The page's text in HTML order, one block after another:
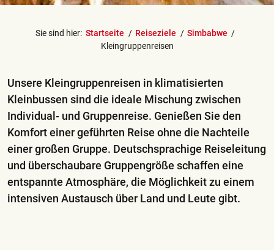
Sie sind hier: Startseite Reiseziele
Simbabwe
Kleingruppenreisen
Unsere Kleingruppenreisen in klimatisierten
Kleinbussen sind die ideale Mischung zwischen
Individual- und Gruppenreise. Genießen Sie den
Komfort einer geführten Reise ohne die Nachteile
einer großen Gruppe. Deutschsprachige Reiseleitung
und überschaubare Gruppengröße schaffen eine
entspannte Atmosphäre, die Möglichkeit zu einem
intensiven Austausch über Land und Leute gibt.